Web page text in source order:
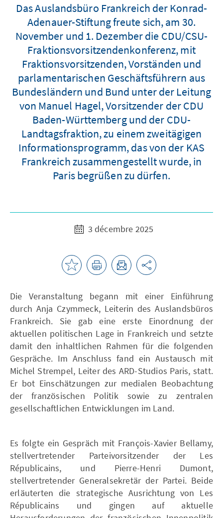
Das Auslandsbüro Frankreich der Konrad-
Adenauer-Stiftung freute sich, am 30.
November und 1. Dezember die CDU/CSU-
Fraktionsvorsitzendenkonferenz, mit
Fraktionsvorsitzenden, Vorständen und
parlamentarischen Geschäftsführern aus
Bundesländern und Bund unter der Leitung
von Manuel Hagel, Vorsitzender der CDU
Baden-Württemberg und der CDU-
Landtagsfraktion, zu einem zweitägigen
Informationsprogramm, das von der KAS
Frankreich zusammengestellt wurde, in
Paris begrüßen zu dürfen.
3 décembre 2025
Die Veranstaltung begann mit einer Einführung
durch Anja Czymmeck, Leiterin des Auslandsbüros
Frankreich. Sie gab eine erste Einordnung der
aktuellen politischen Lage in Frankreich und setzte
damit den inhaltlichen Rahmen für die folgenden
Gespräche. Im Anschluss fand ein Austausch mit
Michel Strempel, Leiter des ARD-Studios Paris, statt.
Er bot Einschätzungen zur medialen Beobachtung
der französischen Politik sowie zu zentralen
gesellschaftlichen Entwicklungen im Land.
Es folgte ein Gespräch mit François-Xavier Bellamy,
stellvertretender Parteivorsitzender der Les
Républicains, und Pierre-Henri Dumont,
stellvertretender Generalsekretär der Partei. Beide
erläuterten die strategische Ausrichtung von Les
Républicains und gingen auf aktuelle